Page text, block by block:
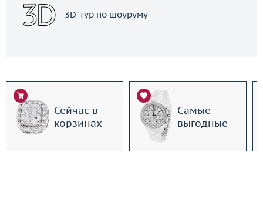
3D-тур по шоуруму
Сейчас в
корзинах
Самые
выгодные